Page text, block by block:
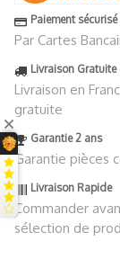
Paiement sécurisé
Par Cartes
Livraison Gratuite
Livraison en
gratuite
Garantie 2 ans
Garantie pièces
Livraison Rapide
Commander
sélection de